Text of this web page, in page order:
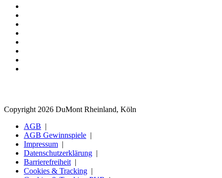
Copyright 2026 DuMont Rheinland, Köln
AGB
AGB Gewinnspiele
Impressum
Datenschutzerklärung
Barrierefreiheit
Cookies & Tracking